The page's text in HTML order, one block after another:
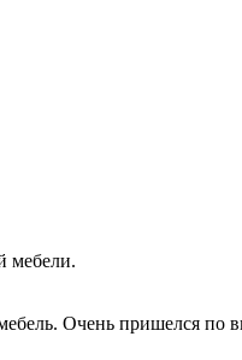
мебели.
Очень пришелся по